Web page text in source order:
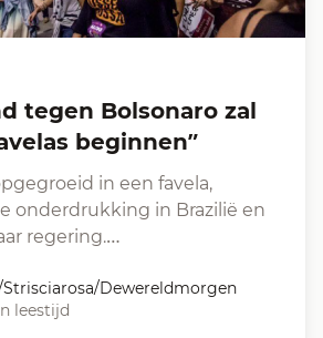
beginnen”
in een favela,
onderdrukking in Brazilië en
regering.…
Strisciarosa/Dewereldmorgen
leestijd